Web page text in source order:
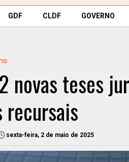
GDF CLDF GOVERNO
novas teses
sexta-feira, 2 de maio de 2025